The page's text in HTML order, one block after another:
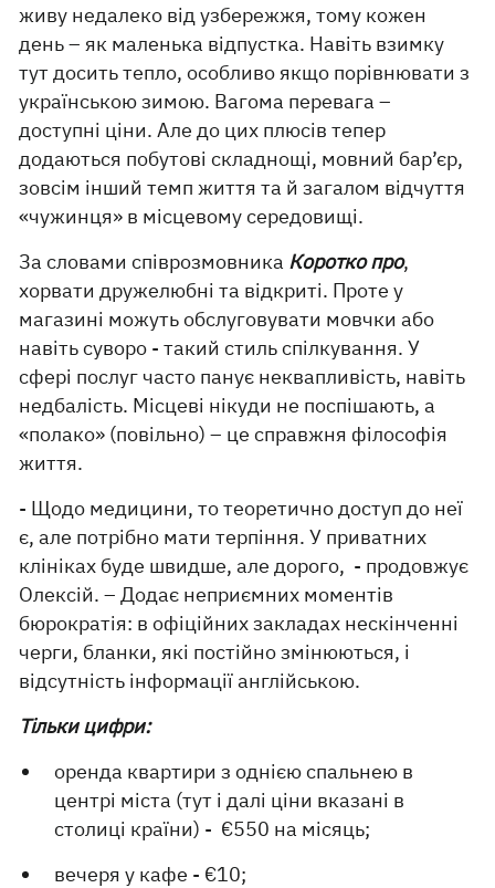
живу недалеко від узбережжя, тому кожен
день – як маленька відпустка. Навіть взимку
тут досить тепло, особливо якщо порівнювати з
українською зимою. Вагома перевага –
доступні ціни. Але до цих плюсів тепер
додаються побутові складнощі, мовний бар’єр,
зовсім інший темп життя та й загалом відчуття
«чужинця» в місцевому середовищі.
За словами співрозмовника Коротко про,
хорвати дружелюбні та відкриті. Проте у
магазині можуть обслуговувати мовчки або
навіть суворо - такий стиль спілкування. У
сфері послуг часто панує неквапливість, навіть
недбалість. Місцеві нікуди не поспішають, а
«полако» (повільно) – це справжня філософія
життя.
- Щодо медицини, то теоретично доступ до неї
є, але потрібно мати терпіння. У приватних
клініках буде швидше, але дорого, - продовжує
Олексій. – Додає неприємних моментів
бюрократія: в офіційних закладах нескінченні
черги, бланки, які постійно змінюються, і
відсутність інформації англійською.
Тільки цифри:
оренда квартири з однією спальнею в
центрі міста (тут і далі ціни вказані в
столиці країни) - €550 на місяць;
вечеря у кафе - €10;